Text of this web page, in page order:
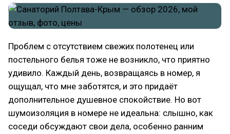
Проблем с отсутствием свежих полотенец или
постельного белья тоже не возникло, что приятно
удивило. Каждый день, возвращаясь в номер, я
ощущал, что мне заботятся, и это придаёт
дополнительное душевное спокойствие. Но вот
шумоизоляция в номере не идеальна: слышно, как
соседи обсуждают свои дела, особенно ранним